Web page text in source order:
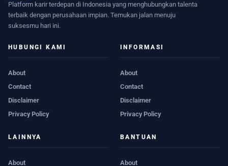
Platform karir terdepan di Indonesia yang menghubungkan talenta
terbaik dengan perusahaan impian. Temukan jalan menuju
suksesmu hari ini.
HUBUNGI KAMI
About
Contact
Disclaimer
Privacy Policy
INFORMASI
About
Contact
Disclaimer
Privacy Policy
LAINNYA
About
BANTUAN
About